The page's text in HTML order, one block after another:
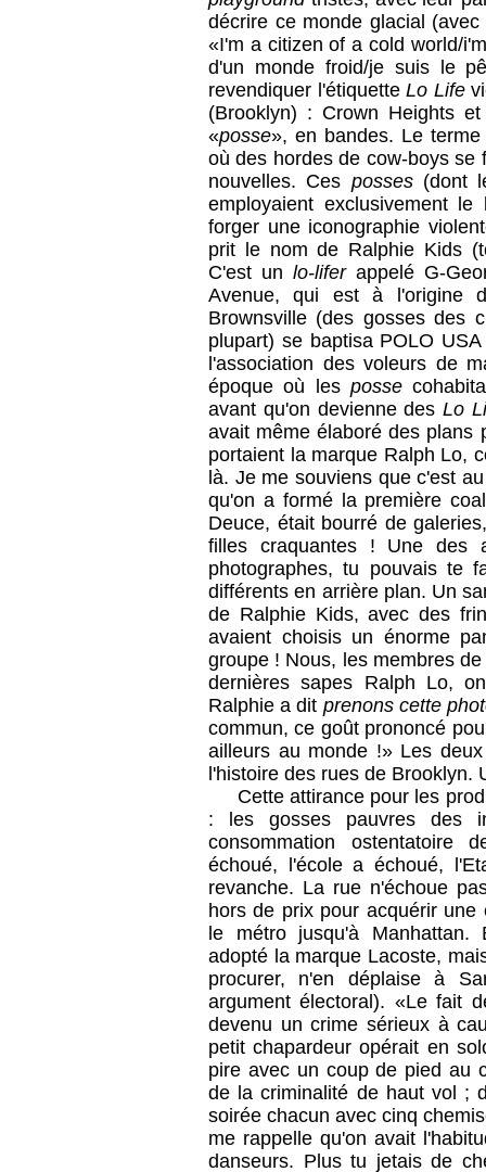
décrire ce monde glacial
«I'm a citizen of a cold world/
d'un monde froid/je suis le
revendiquer l'étiquette Lo Life
(Brooklyn) : Crown Heights
«posse», en bandes. Le
où des hordes de cow-boys se
nouvelles. Ces posses(dont
employaient exclusivement
forger une iconographie
prit le nom de Ralphie Kids
C'est unlo-liferappelé G-
Avenue, qui est à l'origine
Brownsville (des gosses des
plupart) se baptisa POLO
l'association des voleurs de
époque où les posse
avant qu'on devienne desLo
avait même élaboré des plans
portaient la marque Ralph Lo,
là. Je me souviens que c'est
qu'on a formé la première
Deuce, était bourré de
filles craquantes ! Une des
photographes, tu pouvais te
différents en arrière plan. Un
de Ralphie Kids, avec des
avaient choisis un énorme
groupe ! Nous, les membres
dernières sapes Ralph Lo,
Ralphie a dit prenons cette
commun, ce goût prononcé
ailleurs au monde !» Les
l'histoire des rues de
Cette attirance pour les
: les gosses pauvres des
consommation ostentatoire
échoué, l'école a échoué,
revanche. La rue n'échoue
hors de prix pour acquérir
le métro jusqu'à
adopté la marque Lacoste,
procurer, n'en déplaise à
argument électoral). «Le fait
devenu un crime sérieux à
petit chapardeur opérait en
pire avec un coup de pied au
de la criminalité de haut vol ;
soirée chacun avec cinq
me rappelle qu'on avait
danseurs. Plus tu jetais de